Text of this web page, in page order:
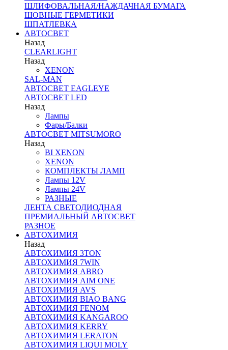
ШЛИФОВАЛЬНАЯ/НАЖДАЧНАЯ БУМАГА
ШОВНЫЕ ГЕРМЕТИКИ
ШПАТЛЕВКА
АВТОСВЕТ
Назад
CLEARLIGHT
Назад
XENON
SAL-MAN
АВТОСВЕТ EAGLEYE
АВТОСВЕТ LED
Назад
Лампы
Фары/Балки
АВТОСВЕТ MITSUMORO
Назад
BI XENON
XENON
КОМПЛЕКТЫ ЛАМП
Лампы 12V
Лампы 24V
РАЗНЫЕ
ЛЕНТА СВЕТОДИОДНАЯ
ПРЕМИАЛЬНЫЙ АВТОСВЕТ
РАЗНОЕ
АВТОХИМИЯ
Назад
АВТОХИМИЯ 3TON
АВТОХИМИЯ 7WIN
АВТОХИМИЯ ABRO
АВТОХИМИЯ AIM ONE
АВТОХИМИЯ AVS
АВТОХИМИЯ BIAO BANG
АВТОХИМИЯ FENOM
АВТОХИМИЯ KANGAROO
АВТОХИМИЯ KERRY
АВТОХИМИЯ LERATON
АВТОХИМИЯ LIQUI MOLY